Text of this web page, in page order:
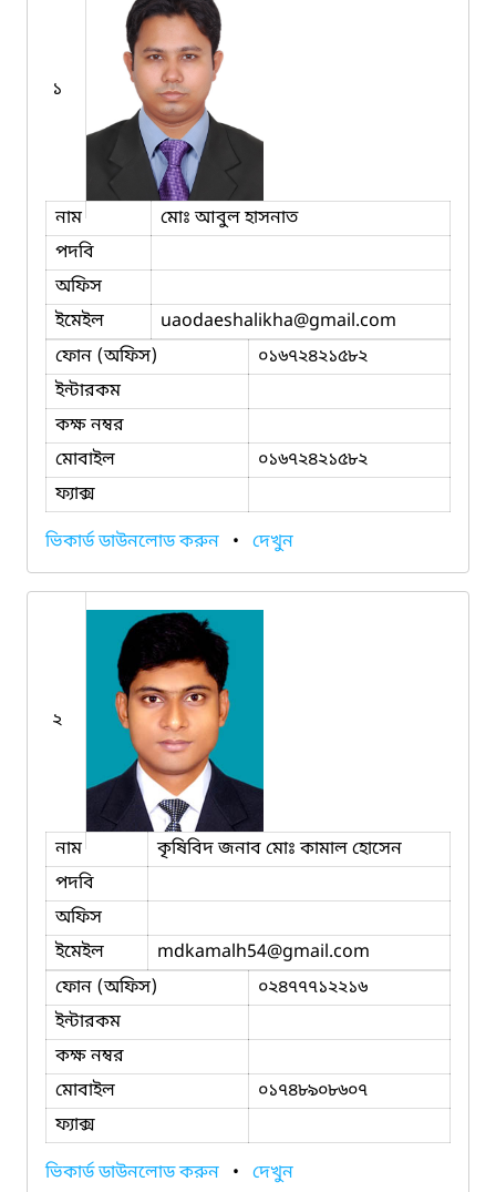
১
নাম
মোঃ আবুল হাসনাত
পদবি
অফিস
ইমেইল
uaodaeshalikha@gmail.com
ফোন (অফিস)
০১৬৭২৪২১৫৮২
ইন্টারকম
কক্ষ নম্বর
মোবাইল
০১৬৭২৪২১৫৮২
ফ্যাক্স
ভিকার্ড ডাউনলোড করুন • দেখুন
২
নাম
কৃষিবিদ জনাব মোঃ কামাল হোসেন
পদবি
অফিস
ইমেইল
mdkamalh54@gmail.com
ফোন (অফিস)
০২৪৭৭৭১২২১৬
ইন্টারকম
কক্ষ নম্বর
মোবাইল
০১৭৪৮৯০৮৬০৭
ফ্যাক্স
ভিকার্ড ডাউনলোড করুন • দেখুন